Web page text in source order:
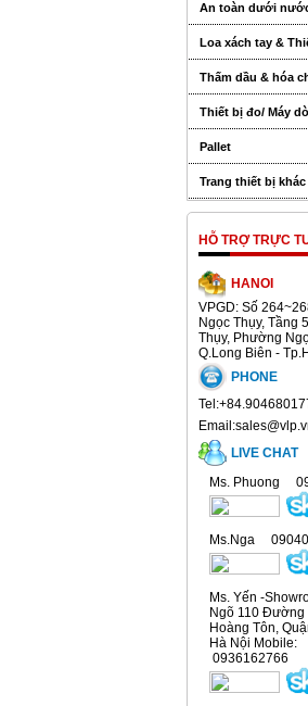
An toàn dưới
Loa xách tay &
thanh sự kiện
Thấm dầu & hóa
Thiết bị đo/ Máy
Pallet
Trang thiết bị khác
HỖ TRỢ TRỰC
HANOI
VPGD: Số
Ngọc Thụy, Tầng
Thụy, Phường
Q.Long Biên -
PHONE
LIVE CHAT
Ms. Phuong
Ms.Nga
Ms. Yến -
Ngõ 110 Đường
Hoàng Tôn,
Hà Nội Mobile:
0936162766